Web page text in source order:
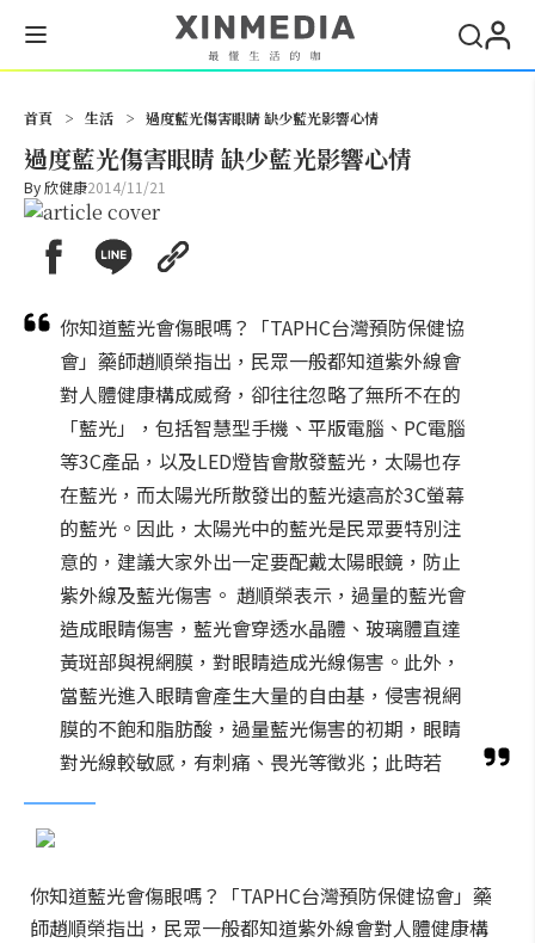
首頁 > 生活 > 過度藍光傷害眼睛 缺少藍光影響心情
過度藍光傷害眼睛 缺少藍光影響心情
By欣健康2014/11/21
你知道藍光會傷眼嗎？「TAPHC台灣預防保健協
會」藥師趙順榮指出，民眾一般都知道紫外線會
對人體健康構成威脅，卻往往忽略了無所不在的
「藍光」，包括智慧型手機、平版電腦、PC電腦
等3C產品，以及LED燈皆會散發藍光，太陽也存
在藍光，而太陽光所散發出的藍光遠高於3C螢幕
的藍光。因此，太陽光中的藍光是民眾要特別注
意的，建議大家外出一定要配戴太陽眼鏡，防止
紫外線及藍光傷害。 趙順榮表示，過量的藍光會
造成眼睛傷害，藍光會穿透水晶體、玻璃體直達
黃斑部與視網膜，對眼睛造成光線傷害。此外，
當藍光進入眼睛會產生大量的自由基，侵害視網
膜的不飽和脂肪酸，過量藍光傷害的初期，眼睛
對光線較敏感，有刺痛、畏光等徵兆；此時若
你知道藍光會傷眼嗎？「TAPHC台灣預防保健協會」藥
師趙順榮指出，民眾一般都知道紫外線會對人體健康構